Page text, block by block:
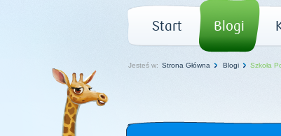
Start Blogi
Jesteś w: Strona Główna Blogi Szkoła